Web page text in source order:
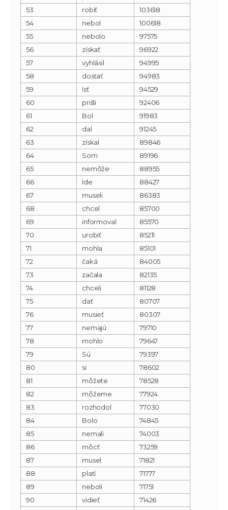
53
robiť
103618
54
nebol
100618
55
nebolo
97575
56
získať
96922
57
vyhlásil
94995
58
dostať
94983
59
ísť
94529
60
prišli
92406
61
Bol
91983
62
dal
91245
63
získal
89846
64
Som
89196
65
nemôže
88955
66
Ide
88427
67
museli
86383
68
chcel
85700
69
informoval
85570
70
urobiť
85211
71
mohla
85101
72
čaká
84005
73
začala
82135
74
chceli
81128
75
dať
80707
76
musieť
80307
77
nemajú
79710
78
mohlo
79647
79
Sú
79397
80
si
78602
81
môžete
78528
82
môžeme
77924
83
rozhodol
77030
84
Bolo
74845
85
nemali
74003
86
môcť
73259
87
musel
71821
88
platí
71777
89
neboli
71751
90
vidieť
71426